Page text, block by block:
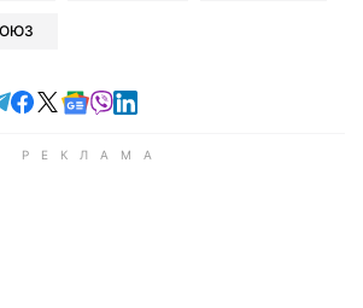
Читайте в Telegram
Читайте в Facebook
Читайте в X
Читайте в Google news
Читайте в Viber
Читайте в LinkedIn